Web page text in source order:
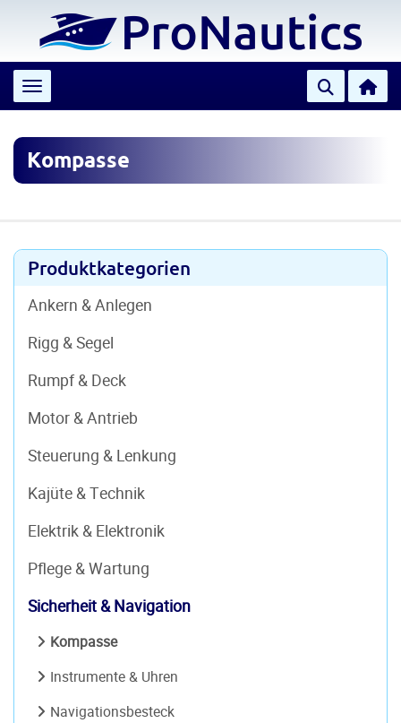
Toggle navigation
Kompasse
Produktkategorien
Ankern & Anlegen
Rigg & Segel
Rumpf & Deck
Motor & Antrieb
Steuerung & Lenkung
Kajüte & Technik
Elektrik & Elektronik
Pflege & Wartung
Sicherheit & Navigation
Kompasse
Instrumente & Uhren
Navigationsbesteck